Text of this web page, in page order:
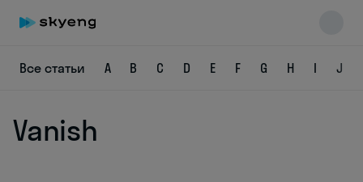
Все статьи A B C D E F G H I J
Vanish